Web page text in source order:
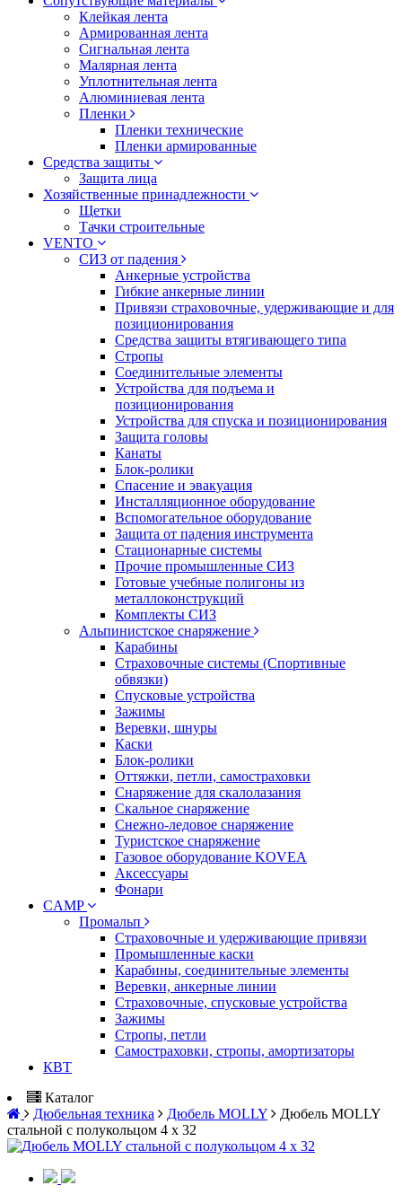
Клейкая лента
Армированная лента
Сигнальная лента
Малярная лента
Уплотнительная лента
Алюминиевая лента
Пленки
Пленки технические
Пленки армированные
Средства защиты
Защита лица
Хозяйственные принадлежности
Щетки
Тачки строительные
VENTO
СИЗ от падения
Анкерные устройства
Гибкие анкерные линии
Привязи страховочные, удерживающие и для
позиционирования
Средства защиты втягивающего типа
Стропы
Соединительные элементы
Устройства для подъема и
позиционирования
Устройства для спуска и позиционирования
Защита головы
Канаты
Блок-ролики
Спасение и эвакуация
Инсталляционное оборудование
Вспомогательное оборудование
Защита от падения инструмента
Стационарные системы
Прочие промышленные СИЗ
Готовые учебные полигоны из
металлоконструкций
Комплекты СИЗ
Альпинистское снаряжение
Карабины
Страховочные системы (Спортивные
обвязки)
Спусковые устройства
Зажимы
Веревки, шнуры
Каски
Блок-ролики
Оттяжки, петли, самостраховки
Снаряжение для скалолазания
Скальное снаряжение
Снежно-ледовое снаряжение
Туристское снаряжение
Газовое оборудование KOVEA
Аксессуары
Фонари
CAMP
Промальп
Страховочные и удерживающие привязи
Промышленные каски
Карабины, соединительные элементы
Веревки, анкерные линии
Страховочные, спусковые устройства
Зажимы
Стропы, петли
Самостраховки, стропы, амортизаторы
КВТ
Каталог
Дюбельная техника
Дюбель MOLLY
Дюбель MOLLY
стальной с полукольцом 4 х 32